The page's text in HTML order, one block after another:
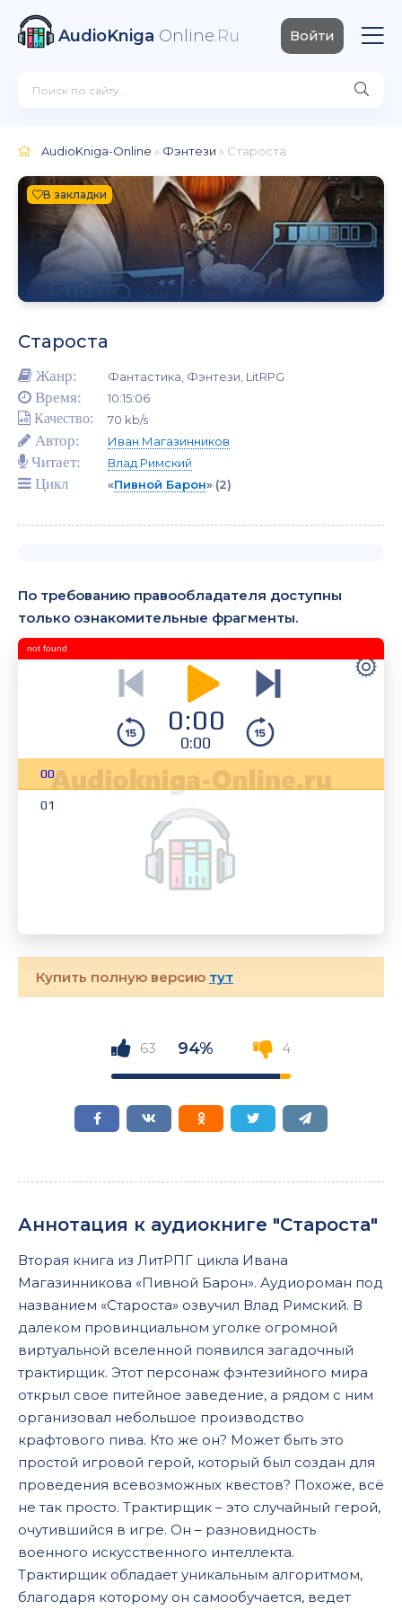
AudioKniga Online.Ru Войти
AudioKniga-Online » Фэнтези » Староста
В закладки
Староста
Жанр: Фантастика, Фэнтези, LitRPG
Время: 10:15:06
Качество: 70 kb/s
Автор: Иван Магазинников
Читает: Влад Римский
Цикл «Пивной Барон» (2)
По требованию правообладателя доступны
только ознакомительные фрагменты.
0:00
0:00
00
01
not found
Купить полную версию тут
63 94% 4
Аннотация к аудиокниге "Староста"
Вторая книга из ЛитРПГ цикла Ивана
Магазинникова «Пивной Барон». Аудиороман под
названием «Староста» озвучил Влад Римский. В
далеком провинциальном уголке огромной
виртуальной вселенной появился загадочный
трактирщик. Этот персонаж фэнтезийного мира
открыл свое питейное заведение, а рядом с ним
организовал небольшое производство
крафтового пива. Кто же он? Может быть это
простой игровой герой, который был создан для
проведения всевозможных квестов? Похоже, всё
не так просто. Трактирщик – это случайный герой,
очутившийся в игре. Он – разновидность
военного искусственного интеллекта.
Трактирщик обладает уникальным алгоритмом,
благодаря которому он самообучается, ведет